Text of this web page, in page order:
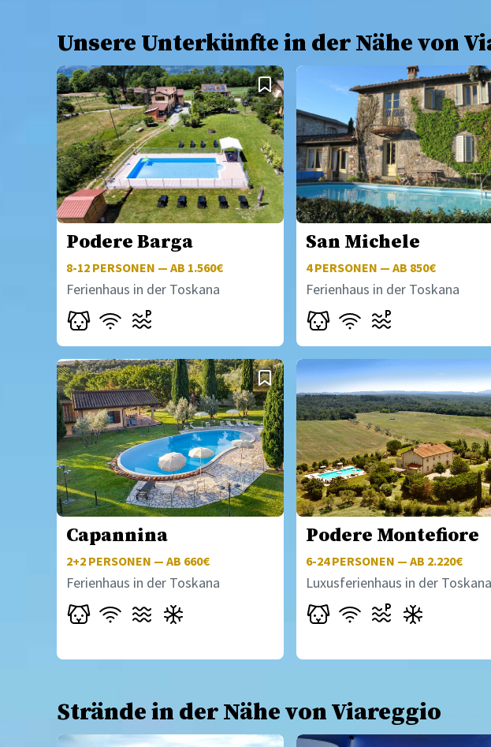
Unsere Unterkünfte in der Nähe von
Podere Barga
8-12 PERSONEN — AB 1.560€
Ferienhaus in der Toskana
San Michele
4PERSONEN — AB 850€
Ferienhaus in der Toskana
Capannina
2+2 PERSONEN — AB 660€
Ferienhaus in der Toskana
Podere Montefiore
6-24PERSONEN — AB 2.220€
Luxusferienhaus in der Toskana
Strände in der Nähe von Viareggio